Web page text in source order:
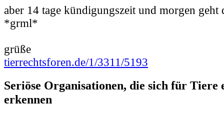
aber 14 tage kündigungszeit und morgen
*grml*
grüße
tierrechtsforen.de/1/3311/5193
Seriöse Organisationen, die sich für Tiere
erkennen